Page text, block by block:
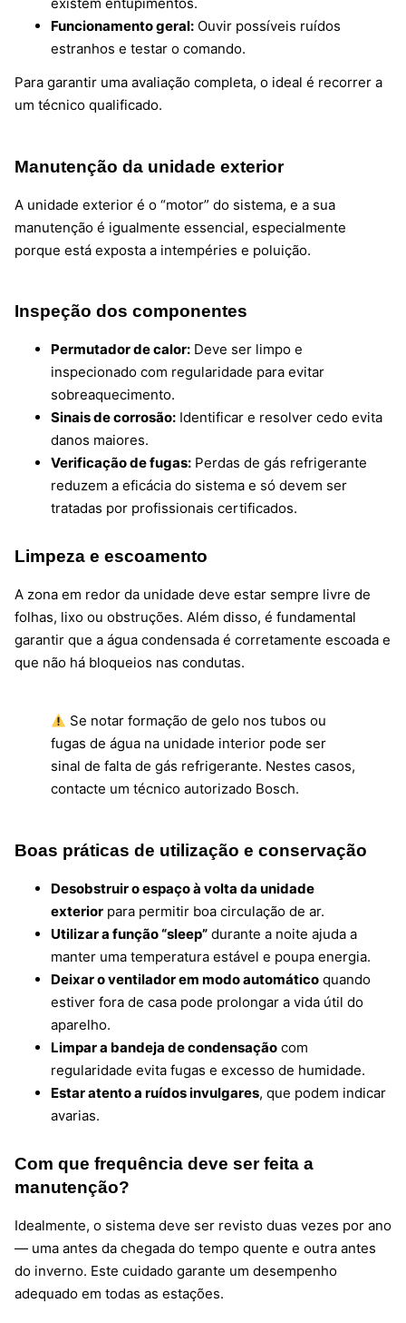
Funcionamento geral: Ouvir possíveis ruídos
estranhos e testar o comando.
Para garantir uma avaliação completa, o ideal é recorrer a
um técnico qualificado.
Manutenção da unidade exterior
A unidade exterior é o “motor” do sistema, e a sua
manutenção é igualmente essencial, especialmente
porque está exposta a intempéries e poluição.
Inspeção dos componentes
Permutador de calor: Deve ser limpo e
inspecionado com regularidade para evitar
sobreaquecimento.
Sinais de corrosão: Identificar e resolver cedo evita
danos maiores.
Verificação de fugas: Perdas de gás refrigerante
reduzem a eficácia do sistema e só devem ser
tratadas por profissionais certificados.
Limpeza e escoamento
A zona em redor da unidade deve estar sempre livre de
folhas, lixo ou obstruções. Além disso, é fundamental
garantir que a água condensada é corretamente escoada e
que não há bloqueios nas condutas.
Se notar formação de gelo nos tubos ou
fugas de água na unidade interior pode ser
sinal de falta de gás refrigerante. Nestes casos,
contacte um técnico autorizado Bosch.
Boas práticas de utilização e conservação
Desobstruir o espaço à volta da unidade
exterior para permitir boa circulação de ar.
Utilizar a função “sleep” durante a noite ajuda a
manter uma temperatura estável e poupa energia.
Deixar o ventilador em modo automático quando
estiver fora de casa pode prolongar a vida útil do
aparelho.
Limpar a bandeja de condensação com
regularidade evita fugas e excesso de humidade.
Estar atento a ruídos invulgares, que podem indicar
avarias.
Com que frequência deve ser feita a
manutenção?
Idealmente, o sistema deve ser revisto duas vezes por ano
— uma antes da chegada do tempo quente e outra antes
do inverno. Este cuidado garante um desempenho
adequado em todas as estações.